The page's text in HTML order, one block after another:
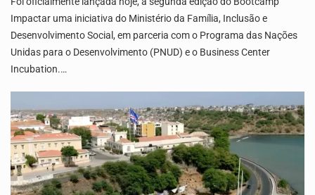
Impactar uma iniciativa do Ministério da Família, Inclusão e
Desenvolvimento Social, em parceria com o Programa das Nações
Unidas para o Desenvolvimento (PNUD) e o Business Center
Incubation.…